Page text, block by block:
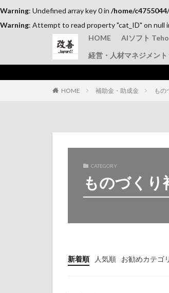
Warning: Undefined array key 0 in /home/
Warning: Attempt to read property "cat_ID" on null
HOME
AIソフト
経営・人材マネジメント
HOME 補助金・助成金 もの
CATEGORY
ものづくり
新着順 人気順
お勧めカテゴ
初心者
問題点
仕事のコツ